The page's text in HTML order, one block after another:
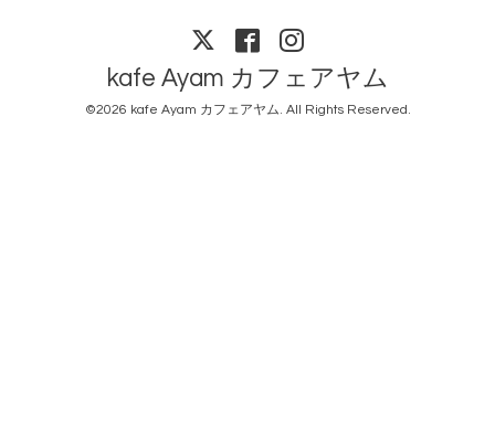
kafe Ayam カフェアヤム
©2026 kafe Ayam カフェアヤム. All Rights Reserved.